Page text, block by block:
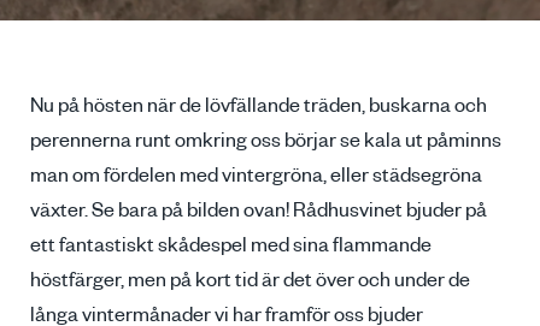
Nu på hösten när de lövfällande träden, buskarna och
perennerna runt omkring oss börjar se kala ut påminns
man om fördelen med vintergröna, eller städsegröna
växter. Se bara på bilden ovan! Rådhusvinet bjuder på
ett fantastiskt skådespel med sina flammande
höstfärger, men på kort tid är det över och under de
långa vintermånader vi har framför oss bjuder